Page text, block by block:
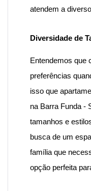
atendem a
Diversidade de
Entendemos que
preferências
isso que
na Barra Funda -
tamanhos e
busca de um
família que
opção perfeita